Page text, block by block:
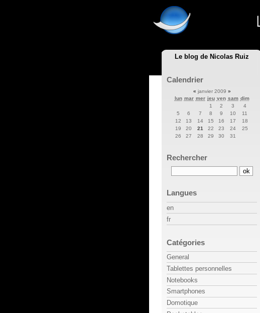
Le blog de Nicolas Ruiz
Calendrier
« janvier 2009 »
lun mar mer jeu ven sam dim
1
2 3
4
5
6 7 8 9 10
11
12
13 14 15 16 17
18
19
20 21 22 23 24
25
26
27 28 29 30 31
Rechercher
Langues
en
fr
Catégories
General
Tablettes personnelles
Notebooks
Smartphones
Domotique